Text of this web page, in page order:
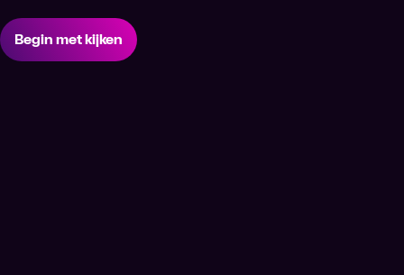
Begin met kijken